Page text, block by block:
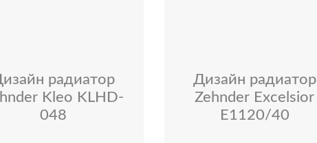
радиатор
Kleo KLHD-
048
Дизайн радиатор
Zehnder Excelsior
E1120/40